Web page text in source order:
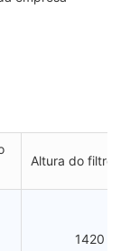
Altura do filtro
1420